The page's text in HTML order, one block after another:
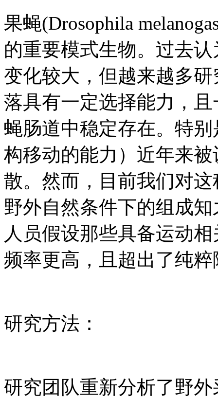
果蝇(Drosophila
的重要模式生物。过去
变化较大，但越来越多
落具有一定选择能力，
蝇肠道中稳定存在。特
构移动的能力）近年来
散。然而，目前我们对
野外自然条件下的组成
人员假设那些具备运动
频率更高，且超出了纯
研究方法：
研究团队重新分析了野